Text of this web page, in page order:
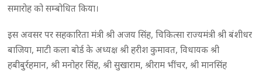
समारोह को सम्बोधित किया।
इस अवसर पर सहकारिता मंत्री श्री अजय सिंह, चिकित्सा राज्यमंत्री श्री बंशीधर
बाजिया, माटी कला बोर्ड के अध्यक्ष श्री हरीश कुमावत, विधायक श्री
हबीबुर्रहमान, श्री मनोहर सिंह, श्री सुखाराम, श्रीराम भींचर, श्री मानसिंह